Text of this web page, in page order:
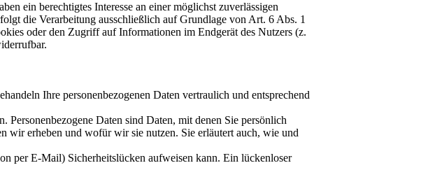
ein berechtigtes Interesse an einer möglichst zuverlässigen
die Verarbeitung ausschließlich auf Grundlage von Art. 6 Abs. 1
oder den Zugriff auf Informationen im Endgerät des Nutzers (z.
Ihre personenbezogenen Daten vertraulich und entsprechend
Personenbezogene Daten sind Daten, mit denen Sie persönlich
wir erheben und wofür wir sie nutzen. Sie erläutert auch, wie und
per E-Mail) Sicherheitslücken aufweisen kann. Ein lückenloser